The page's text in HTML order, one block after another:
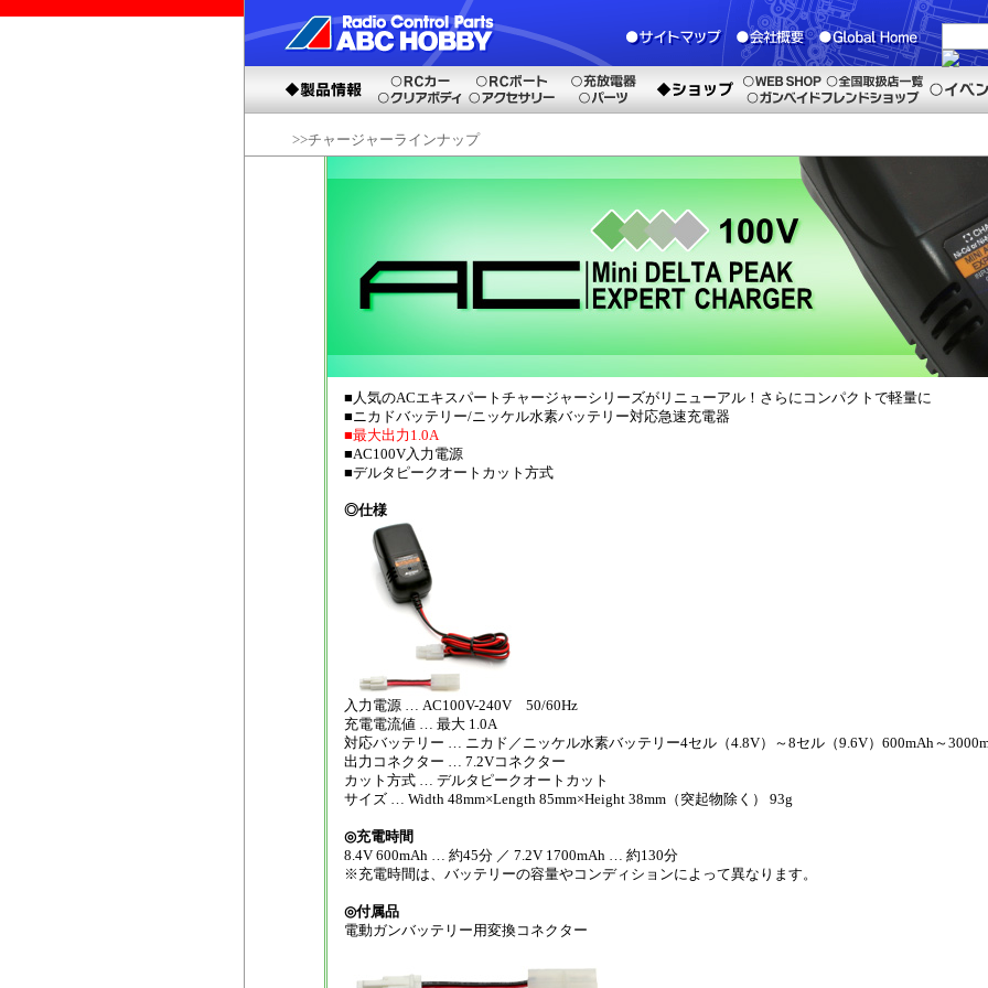
>>チャージャーラインナップ
■人気のACエキスパートチャージャーシリーズがリニューアル！さらにコンパクトで軽量に
■ニカドバッテリー/ニッケル水素バッテリー対応急速充電器
■最大出力1.0A
■AC100V入力電源
■デルタピークオートカット方式
◎仕様
入力電源 … AC100V-240V 50/60Hz
充電電流値 … 最大 1.0A
対応バッテリー … ニカド／ニッケル水素バッテリー4セル（4.8V）～8セル（9.6V）600mAh～
出力コネクター … 7.2Vコネクター
カット方式 … デルタピークオートカット
サイズ … Width 48mm×Length 85mm×Height 38mm（突起物除く） 93g
◎充電時間
8.4V 600mAh … 約45分 ／ 7.2V 1700mAh … 約130分
※充電時間は、バッテリーの容量やコンディションによって異なります。
◎付属品
電動ガンバッテリー用変換コネクター